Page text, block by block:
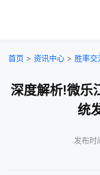
首页 > 资讯中心 > 胜率交
深度解析!微乐
统
发布